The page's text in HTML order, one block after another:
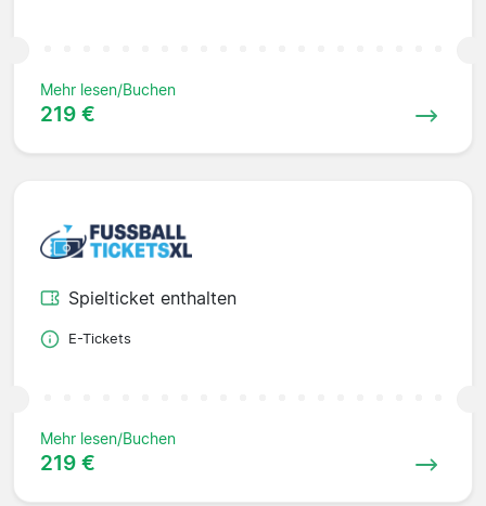
Mehr lesen/Buchen
219 €
Spielticket enthalten
E-Tickets
Mehr lesen/Buchen
219 €